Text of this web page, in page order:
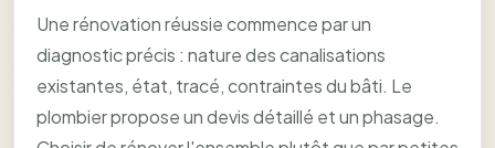
Une rénovation réussie commence par un
diagnostic précis : nature des canalisations
existantes, état, tracé, contraintes du bâti. Le
plombier propose un devis détaillé et un phasage.